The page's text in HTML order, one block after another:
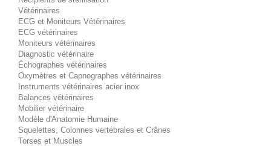
Vétérinaires
ECG et Moniteurs Vétérinaires
ECG vétérinaires
Moniteurs vétérinaires
Diagnostic vétérinaire
Échographes vétérinaires
Oxymètres et Capnographes vétérinaires
Instruments vétérinaires acier inox
Balances vétérinaires
Mobilier vétérinaire
Modèle d'Anatomie Humaine
Squelettes, Colonnes vertébrales et Crânes
Torses et Muscles